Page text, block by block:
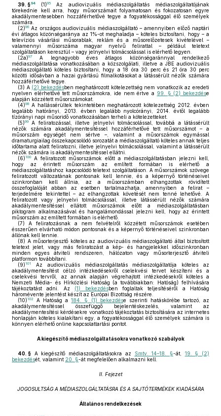
39. §94 (1)95Az audiovizuális médiaszolgáltatás médiaszolgáltatójának
törekednie kell arra, hogy műsorszámait folyamatosan és fokozatosan egyre
akadálymentesebben hozzáférhetővé tegye a fogyatékossággal élő személyek
számára.
(2)96 Az országos audiovizuális médiaszolgáltató – amennyiben előző naptári
évi átlagos közönségaránya az 1%-ot meghaladja – köteles biztosítani, hogy – a
televíziós vásárlási műsorablak, reklám és a műsorelőzetesek kivételével –
valamennyi műsorszáma magyar nyelvű felirattal – például teletext
szolgáltatáson keresztül – vagy jelnyelvi tolmácsolással is elérhető legyen.
(2a)97
A legnagyobb éves átlagos közönségaránnyal rendelkező
médiaszolgáltatása vonatkozásában a közszolgálati, illetve a JBE audiovizuális
médiaszolgáltató köteles biztosítani, hogy a 18 óra 30 perc és 21 óra 30 perc
közötti idősávban a hazai gyártású filmalkotásokat a látássérült nézők számára
hozzáférhetővé tegye.
(3) A (2) bekezdésben meghatározott kötelezettség nem vonatkozik az eredeti
nyelven elérhetővé tett műsorszámokra, ide nem értve a 99. § (2) bekezdése
alapján közzétett műsorszámokat.
(4)98 A hallássérültek tekintetében meghatározott kötelezettség 2012. évben
legalább hatórányi, 2013. évben legalább nyolcórányi, 2014. évtől legalább
tízórányi napi műsoridő vonatkozásában terheli a kötelezetteket.
(5)99
A feliratozással, illetve jelnyelvi tolmácsolással, továbbá a látássérült
nézők számára akadálymentesítéssel hozzáférhetővé tett műsorszámot – a
műsorszám egységét nem sértve –, valamint a műsorszámok egymással
dramaturgiailag összekapcsolódó sorozatát a médiaszolgáltató köteles annak teljes
időtartama alatt feliratozni, illetve jelnyelvi tolmácsolással, valamint a látássérült
nézők számára is akadálymentesítéssel ellátni.
(6) 100
A feliratozott műsorszámok előtt a médiaszolgáltatásban jelezni kell,
hogy az érintett műsorszám az említett formában is elérhető a
médiaszolgáltatáshoz kapcsolódó teletext szolgáltatáson. A műsorszámok szövege
feliratozott változatának pontosnak kell lennie, és a képernyő történéseivel
szinkronban kell állnia, az a műsorszámban elhangzottak rövidített
összefoglalóját abban az esetben tartalmazhatja, amennyiben a felirat –
terjedelmére tekintettel – az elhangzottak követését nem tenné lehetővé. A
feliratozott vagy jelnyelvi tolmácsolással, illetve látássérült nézők számára
akadálymentesítéssel ellátott műsorszámok előtt a médiaszolgáltatásban
piktogram alkalmazásával és hangalámondással jelezni kell, hogy az érintett
műsorszám az említett formában is elérhető.
(7) A feliratozásnak a nem felvételről közzétett műsorszámok esetében
ésszerűen elvárható módon pontosnak és a képernyő történéseivel szinkronban
állónak kell lennie.
(8) A műsorterjesztő köteles az audiovizuális médiaszolgáltató által biztosított
teletext jelet, vagy más feliratozást a kép- és hangjelekkel időszinkronban
minden egyes átviteli rendszeren, hálózaton vagy műsorterjesztő átviteli
platformon továbbítani.
(9) 101
Az audiovizuális médiaszolgáltatás médiaszolgáltatója köteles az
akadálymentesítést célzó intézkedésekről cselekvési tervet készíteni és a
cselekvési tervről, az annak alapján végrehajtott intézkedésekről köteles a
Nemzeti Média- és Hírközlési Hatóság (a továbbiakban: Hatóság) felhívására
tájékoztatást adni. Az (1) bekezdésben foglaltak teljesítéséről a Hatóság
háromévente jelentést készít az Európai Bizottság részére.
(10) 102 A Hatóság a184. § (1) bekezdése szerinti hatáskörébe tartozó, az
akadálymentesítéssel összefüggő bejelentéskezelés, valamint az
akadálymentesítési kérdésekre vonatkozó tájékoztatás biztosítására az internetes
honlapján köteles kialakítani egy, a fogyatékossággal élő személyek számára is
könnyen elérhető online kapcsolattartási pontot.
A kiegészítő médiaszolgáltatásokra vonatkozó szabályok
40. § A kiegészítő médiaszolgáltatásokra az Smtv. 14–18. §-át, 19. § (2)
bekezdését, valamint 20. §-át megfelelően alkalmazni kell.
II. Fejezet
JOGOSULTSÁG A MÉDIASZOLGÁLTATÁSRA ÉS A SAJTÓTERMÉKEK KIADÁSÁRA
Általános rendelkezések